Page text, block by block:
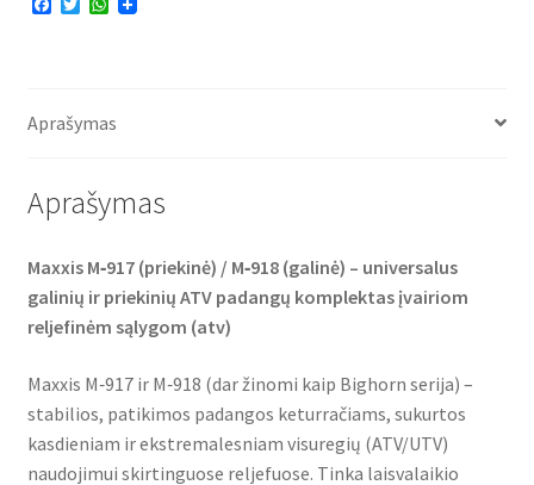
(255/60-
BIGHORN
o
k
r
p
p
Aprašymas
Aprašymas
Maxxis M‑917 (priekinė) / M‑918 (galinė) – universalus
galinių ir priekinių ATV padangų komplektas įvairiom
reljefinėm sąlygom (atv)
Maxxis M‑917 ir M‑918 (dar žinomi kaip Bighorn serija) –
stabilios, patikimos padangos keturračiams, sukurtos
kasdieniam ir ekstremalesniam visuregių (ATV/UTV)
naudojimui skirtinguose reljefuose. Tinka laisvalaikio